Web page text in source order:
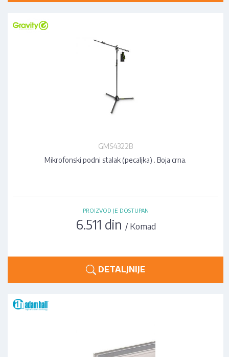
GMS4322B
Mikrofonski podni stalak (pecaljka) . Boja crna.
PROIZVOD JE DOSTUPAN
6.511 din / Komad
DETALJNIJE